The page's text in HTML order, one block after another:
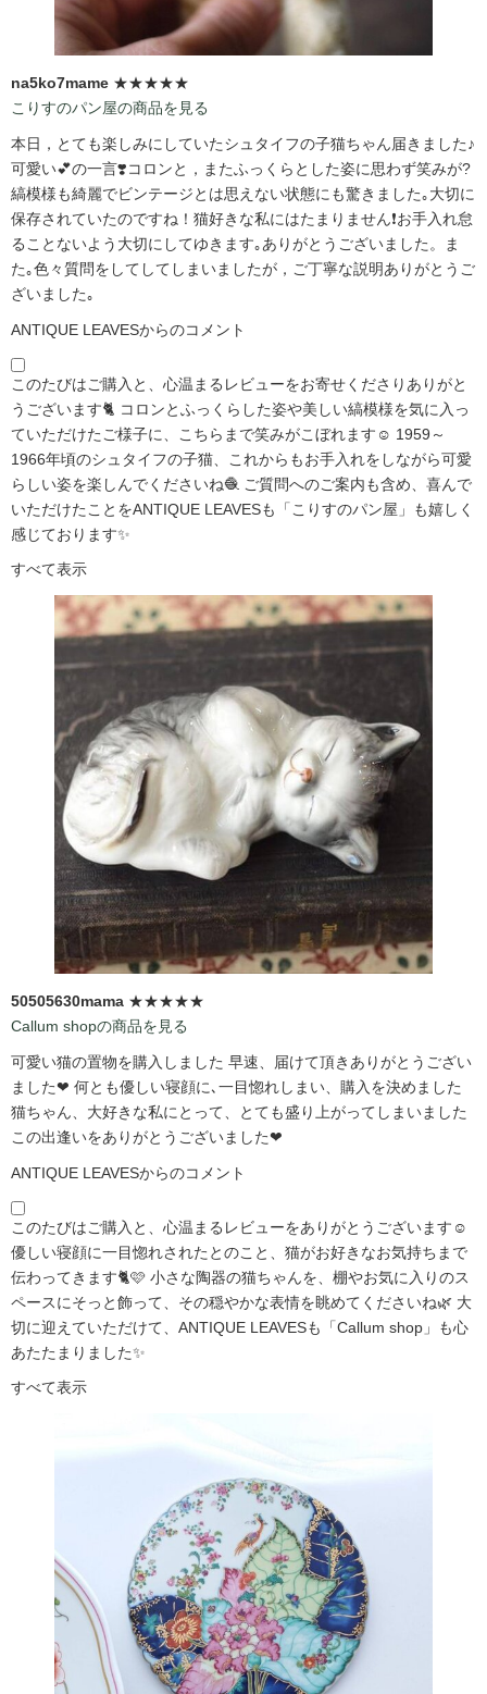
na5ko7mame ★★★★★
こりすのパン屋の商品を見る
本日，とても楽しみにしていたシュタイフの子猫ちゃん届きました♪
可愛い💕の一言❣️コロンと，またふっくらとした姿に思わず笑みが?️
縞模様も綺麗でビンテージとは思えない状態にも驚きました｡大切に
保存されていたのですね！猫好きな私にはたまりません❗️お手入れ怠
ることないよう大切にしてゆきます｡ありがとうございました。ま
た｡色々質問をしてしてしまいましたが，ご丁寧な説明ありがとうご
ざいました｡
ANTIQUE LEAVESからのコメント
このたびはご購入と、心温まるレビューをお寄せくださりありがと
うございます🐈 コロンとふっくらした姿や美しい縞模様を気に入っ
ていただけたご様子に、こちらまで笑みがこぼれます☺️ 1959～
1966年頃のシュタイフの子猫、これからもお手入れをしながら可愛
らしい姿を楽しんでくださいね🧶 ご質問へのご案内も含め、喜んで
いただけたことをANTIQUE LEAVESも「こりすのパン屋」も嬉しく
感じております✨
すべて表示
50505630mama ★★★★★
Callum shopの商品を見る
可愛い猫の置物を購入しました 早速、届けて頂きありがとうござい
ました❤ 何とも優しい寝顔に､一目惚れしまい、購入を決めました
猫ちゃん、大好きな私にとって、とても盛り上がってしまいました
この出逢いをありがとうございました❤
ANTIQUE LEAVESからのコメント
このたびはご購入と、心温まるレビューをありがとうございます☺️
優しい寝顔に一目惚れされたとのこと、猫がお好きなお気持ちまで
伝わってきます🐈🩷 小さな陶器の猫ちゃんを、棚やお気に入りのス
ペースにそっと飾って、その穏やかな表情を眺めてくださいね🌿 大
切に迎えていただけて、ANTIQUE LEAVESも「Callum shop」も心
あたたまりました✨
すべて表示